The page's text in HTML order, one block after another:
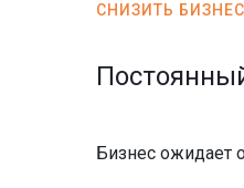
СНИЗИТЬ
Бизнес ожидает